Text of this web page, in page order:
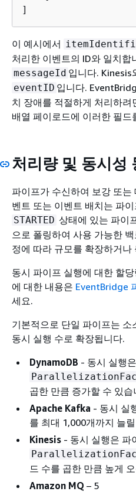
]
이 예시에서
처리한 이벤트의 ID와 일치합
messageId 입니다. Kinesis
eventID 입니다.
치 장애를 적절하게 처리하
배열 페이로드에 이러한 필드
처리량 및 동시성
파이프가 수신하여 보강 또는
벤트 또는 이벤트 배치는 파이
STARTED 상태에 있는 파이
으로 폴링하여 사용 가능한
정에 따라 규모를 확장하거나
동시 파이프 실행에 대한 할
에 대한 내용은 EventBridge
세요.
기본적으로 단일 파이프는 소
동시 실행 수로 확장됩니다.
DynamoDB - 동시 실행
곱한 만큼 증가할 수 있습
Apache Kafka - 동시 실
를 최대 1,000개까지 늘
Kinesis - 동시 실행은 파
드 수를 곱한 만큼 높게
Amazon MQ – 5